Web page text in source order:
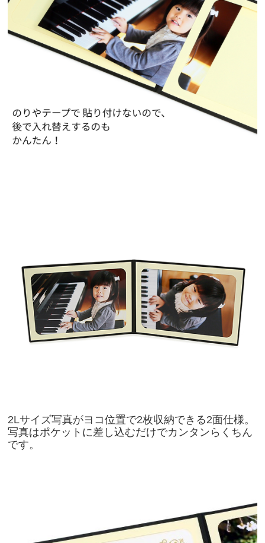
2Lサイズ写真がヨコ位置で2枚収納できる2面仕様。
写真はポケットに差し込むだけでカンタンらくちん
です。